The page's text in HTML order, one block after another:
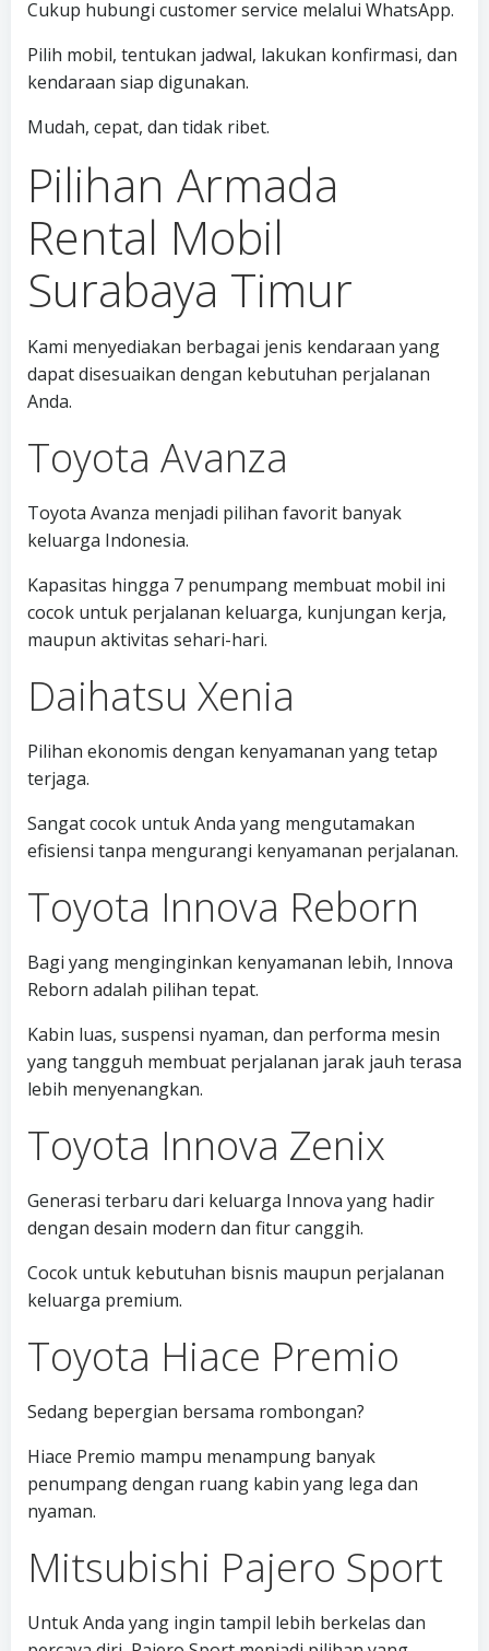
Cukup hubungi customer service melalui WhatsApp.
Pilih mobil, tentukan jadwal, lakukan konfirmasi, dan
kendaraan siap digunakan.
Mudah, cepat, dan tidak ribet.
Pilihan Armada
Rental Mobil
Surabaya Timur
Kami menyediakan berbagai jenis kendaraan yang
dapat disesuaikan dengan kebutuhan perjalanan
Anda.
Toyota Avanza
Toyota Avanza menjadi pilihan favorit banyak
keluarga Indonesia.
Kapasitas hingga 7 penumpang membuat mobil ini
cocok untuk perjalanan keluarga, kunjungan kerja,
maupun aktivitas sehari-hari.
Daihatsu Xenia
Pilihan ekonomis dengan kenyamanan yang tetap
terjaga.
Sangat cocok untuk Anda yang mengutamakan
efisiensi tanpa mengurangi kenyamanan perjalanan.
Toyota Innova Reborn
Bagi yang menginginkan kenyamanan lebih, Innova
Reborn adalah pilihan tepat.
Kabin luas, suspensi nyaman, dan performa mesin
yang tangguh membuat perjalanan jarak jauh terasa
lebih menyenangkan.
Toyota Innova Zenix
Generasi terbaru dari keluarga Innova yang hadir
dengan desain modern dan fitur canggih.
Cocok untuk kebutuhan bisnis maupun perjalanan
keluarga premium.
Toyota Hiace Premio
Sedang bepergian bersama rombongan?
Hiace Premio mampu menampung banyak
penumpang dengan ruang kabin yang lega dan
nyaman.
Mitsubishi Pajero Sport
Untuk Anda yang ingin tampil lebih berkelas dan